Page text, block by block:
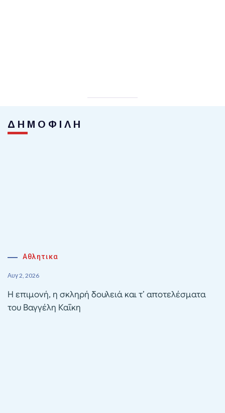
ΔΗΜΟΦΙΛΗ
Αθλητικα
Αυγ 2, 2026
Η επιμονή, η σκληρή δουλειά και τ’ αποτελέσματα
του Βαγγέλη Καΐκη